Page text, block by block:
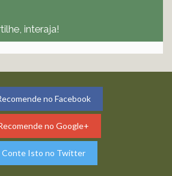
interaja!
no Facebook
no Google+
Conte Isto no Twitter